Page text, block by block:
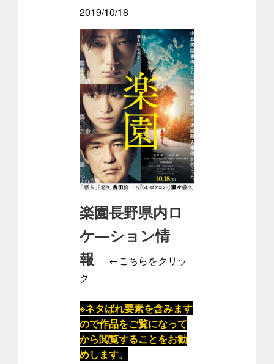
2019/10/18
楽園長野県内ロ
ケ―ション情
報
←こちらをクリッ
ク
※ネタばれ要素を含みます
ので作品をご覧になって
から閲覧することをお勧
めします。